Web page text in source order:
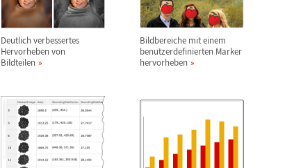
Deutlich verbessertes
Hervorheben von
Bildteilen
Bildbereiche mit einem
benutzerdefinierten Marker
hervorheben